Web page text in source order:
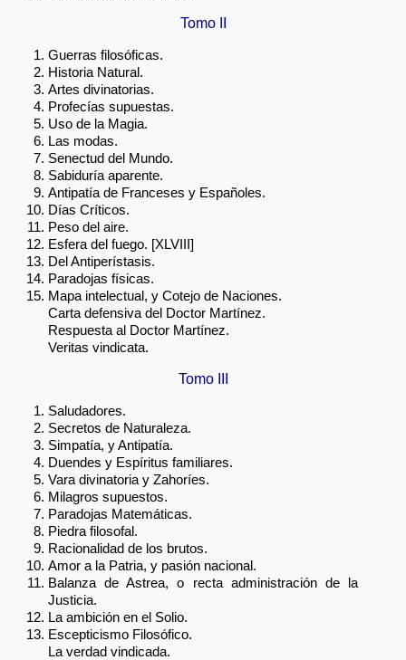
Tomo II
Guerras filosóficas.
Historia Natural.
Artes divinatorias.
Profecías supuestas.
Uso de la Magia.
Las modas.
Senectud del Mundo.
Sabiduría aparente.
Antipatía de Franceses y Españoles.
Días Críticos.
Peso del aire.
Esfera del fuego. [XLVIII]
Del Antiperístasis.
Paradojas físicas.
Mapa intelectual, y Cotejo de Naciones.
Carta defensiva del Doctor Martínez.
Respuesta al Doctor Martínez.
Veritas vindicata.
Tomo III
Saludadores.
Secretos de Naturaleza.
Simpatía, y Antipatía.
Duendes y Espíritus familiares.
Vara divinatoria y Zahoríes.
Milagros supuestos.
Paradojas Matemáticas.
Piedra filosofal.
Racionalidad de los brutos.
Amor a la Patria, y pasión nacional.
Balanza de Astrea, o recta administración de la
Justicia.
La ambición en el Solio.
Escepticismo Filosófico.
La verdad vindicada.